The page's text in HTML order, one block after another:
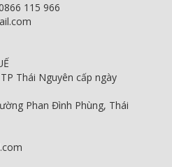
115 966
Thái Nguyên cấp ngày
Phan Đình Phùng, Thái